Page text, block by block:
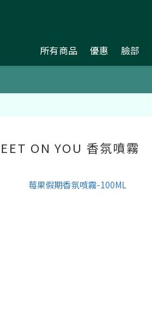
所有商品 優惠 臉部
ON YOU 香氛噴霧